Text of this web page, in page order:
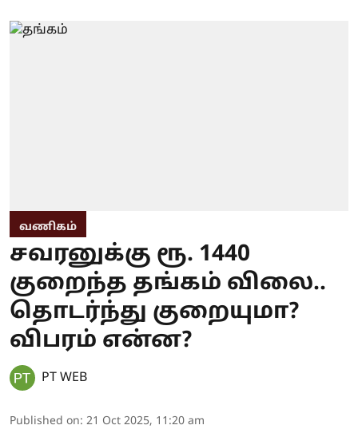
வணிகம்
சவரனுக்கு ரூ. 1440
குறைந்த தங்கம் விலை..
தொடர்ந்து குறையுமா?
விபரம் என்ன?
PT WEB
Published on: 21 Oct 2025, 11:20 am